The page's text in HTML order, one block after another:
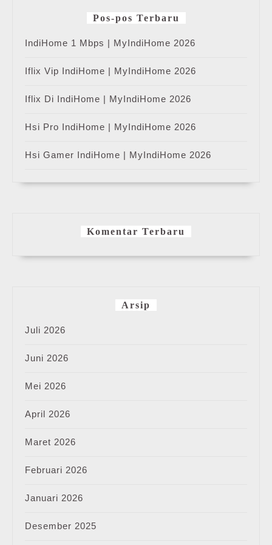
Pos-pos Terbaru
IndiHome 1 Mbps | MyIndiHome 2026
Iflix Vip IndiHome | MyIndiHome 2026
Iflix Di IndiHome | MyIndiHome 2026
Hsi Pro IndiHome | MyIndiHome 2026
Hsi Gamer IndiHome | MyIndiHome 2026
Komentar Terbaru
Arsip
Juli 2026
Juni 2026
Mei 2026
April 2026
Maret 2026
Februari 2026
Januari 2026
Desember 2025